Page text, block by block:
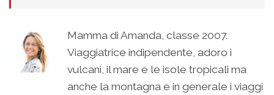
Mamma di Amanda, classe 2007.
Viaggiatrice indipendente, adoro i
vulcani, il mare e le isole tropicali ma
anche la montagna e in generale i viaggi